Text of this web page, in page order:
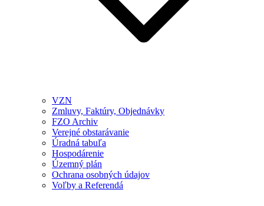
VZN
Zmluvy, Faktúry, Objednávky
FZO Archiv
Verejné obstarávanie
Úradná tabuľa
Hospodárenie
Územný plán
Ochrana osobných údajov
Voľby a Referendá